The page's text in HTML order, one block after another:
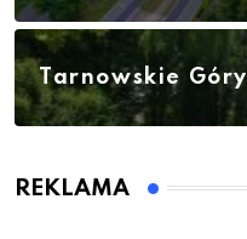
Tarnowskie Góry
REKLAMA